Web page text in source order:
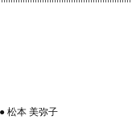
● 松本 美弥子